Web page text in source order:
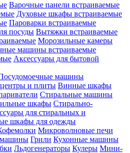
Варочные панели встраиваемые
Духовые шкафы встраиваемые
Пароварки встраиваемые
посуды Вытяжки встраиваемые
Морозильные камеры
машины встраиваемые
Аксессуары для бытовой
машины
и плиты Винные шкафы
Стиральные машины
шкафы Стирально-
для стиральных и
шкафы для одежды
Микроволновые печи
Грили Кухонные машины
Льдогенераторы Кулеры Мини-